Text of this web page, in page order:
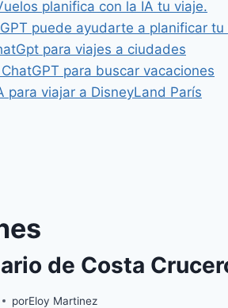
planifica con la IA tu viaje.
puede ayudarte a planificar
para viajes a ciudades
para buscar vacaciones
para viajar a DisneyLand París
de Costa
porEloy Martinez